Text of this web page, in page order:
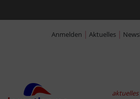
Anmelden | Aktuelles |
aktuelles